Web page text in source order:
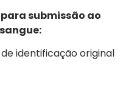
submissão ao
identificação original